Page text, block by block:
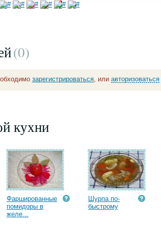
(0)
зарегистрироваться, или авторизоваться
кухни
Фаршированные
помидоры в
желе...
Шурпа по-
быстрому